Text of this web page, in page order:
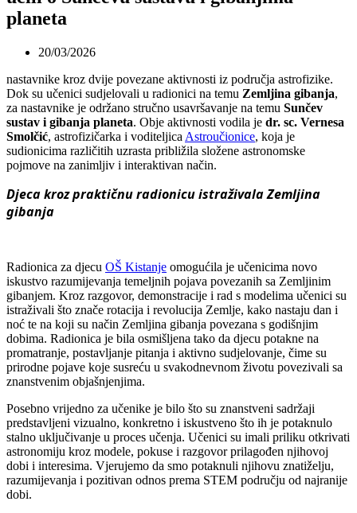
planeta
20/03/2026
nastavnike kroz dvije povezane aktivnosti iz područja astrofizike.
Dok su učenici sudjelovali u radionici na temu Zemljina gibanja,
za nastavnike je održano stručno usavršavanje na temu Sunčev
sustav i gibanja planeta. Obje aktivnosti vodila je dr. sc. Vernesa
Smolčić, astrofizičarka i voditeljica Astroučionice, koja je
sudionicima različitih uzrasta približila složene astronomske
pojmove na zanimljiv i interaktivan način.
Djeca kroz praktičnu radionicu istraživala Zemljina
gibanja
Radionica za djecu OŠ Kistanje omogućila je učenicima novo
iskustvo razumijevanja temeljnih pojava povezanih sa Zemljinim
gibanjem. Kroz razgovor, demonstracije i rad s modelima učenici su
istraživali što znače rotacija i revolucija Zemlje, kako nastaju dan i
noć te na koji su način Zemljina gibanja povezana s godišnjim
dobima. Radionica je bila osmišljena tako da djecu potakne na
promatranje, postavljanje pitanja i aktivno sudjelovanje, čime su
prirodne pojave koje susreću u svakodnevnom životu povezivali sa
znanstvenim objašnjenjima.
Posebno vrijedno za učenike je bilo što su znanstveni sadržaji
predstavljeni vizualno, konkretno i iskustveno što ih je potaknulo
stalno uključivanje u proces učenja. Učenici su imali priliku otkrivati
astronomiju kroz modele, pokuse i razgovor prilagođen njihovoj
dobi i interesima. Vjerujemo da smo potaknuli njihovu znatiželju,
razumijevanja i pozitivan odnos prema STEM području od najranije
dobi.